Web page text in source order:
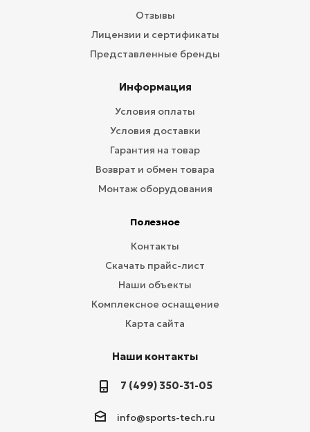
Отзывы
Лицензии и сертификаты
Представленные бренды
Информация
Условия оплаты
Условия доставки
Гарантия на товар
Возврат и обмен товара
Монтаж оборудования
Полезное
Контакты
Скачать прайс-лист
Наши объекты
Комплексное оснащение
Карта сайта
Наши контакты
7 (499) 350-31-05
info@sports-tech.ru